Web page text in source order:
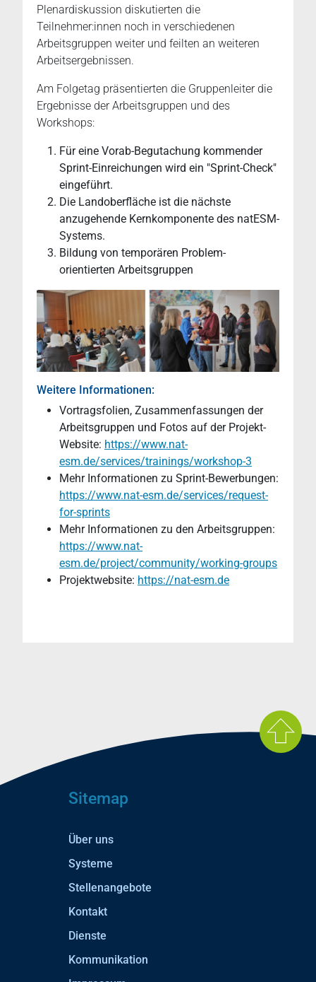
Plenardiskussion diskutierten die
Teilnehmer:innen noch in verschiedenen
Arbeitsgruppen weiter und feilten an weiteren
Arbeitsergebnissen.
Am Folgetag präsentierten die Gruppenleiter die
Ergebnisse der Arbeitsgruppen und des
Workshops:
Für eine Vorab-Begutachung kommender
Sprint-Einreichungen wird ein "Sprint-Check"
eingeführt.
Die Landoberfläche ist die nächste
anzugehende Kernkomponente des natESM-
Systems.
Bildung von temporären Problem-
orientierten Arbeitsgruppen
Weitere Informationen:
Vortragsfolien, Zusammenfassungen der
Arbeitsgruppen und Fotos auf der Projekt-
Website: https://www.nat-
esm.de/services/trainings/workshop-3
Mehr Informationen zu Sprint-Bewerbungen:
https://www.nat-esm.de/services/request-
for-sprints
Mehr Informationen zu den Arbeitsgruppen:
https://www.nat-
esm.de/project/community/working-groups
Projektwebsite: https://nat-esm.de
Sitemap
Über uns
Systeme
Stellenangebote
Kontakt
Dienste
Kommunikation